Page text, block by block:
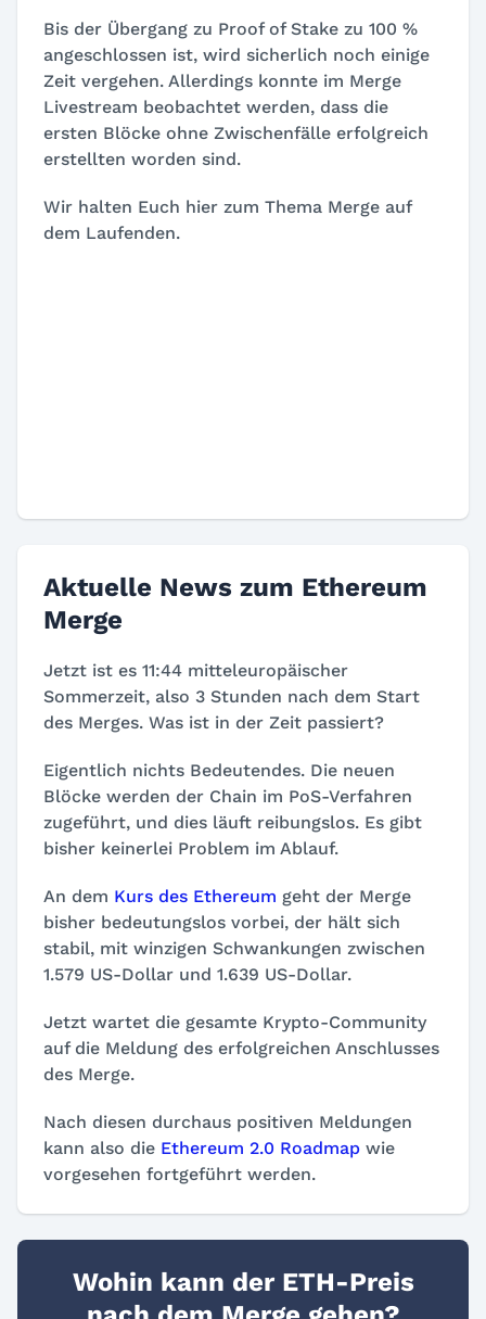
Bis der Übergang zu Proof of Stake zu 100 %
angeschlossen ist, wird sicherlich noch einige
Zeit vergehen. Allerdings konnte im Merge
Livestream beobachtet werden, dass die
ersten Blöcke ohne Zwischenfälle erfolgreich
erstellten worden sind.
Wir halten Euch hier zum Thema Merge auf
dem Laufenden.
Aktuelle News zum Ethereum
Merge
Jetzt ist es 11:44 mitteleuropäischer
Sommerzeit, also 3 Stunden nach dem Start
des Merges. Was ist in der Zeit passiert?
Eigentlich nichts Bedeutendes. Die neuen
Blöcke werden der Chain im PoS-Verfahren
zugeführt, und dies läuft reibungslos. Es gibt
bisher keinerlei Problem im Ablauf.
An dem Kurs des Ethereum geht der Merge
bisher bedeutungslos vorbei, der hält sich
stabil, mit winzigen Schwankungen zwischen
1.579 US-Dollar und 1.639 US-Dollar.
Jetzt wartet die gesamte Krypto-Community
auf die Meldung des erfolgreichen Anschlusses
des Merge.
Nach diesen durchaus positiven Meldungen
kann also die Ethereum 2.0 Roadmap wie
vorgesehen fortgeführt werden.
Wohin kann der ETH-Preis